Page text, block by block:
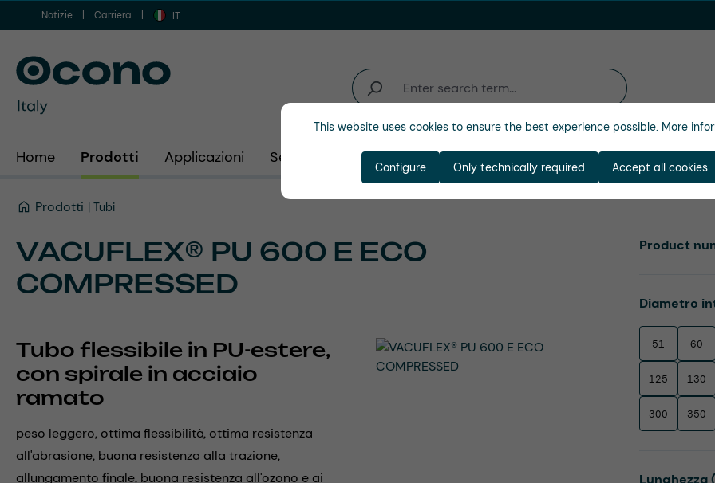
al contenuto principale
Vai alla ricerca
Vai alla navigazione principale
Notizie Carriera IT
Home Prodotti Applicazioni Settori Azienda
Prodotti Tubi
VACUFLEX® PU 600 E ECO
COMPRESSED
Tubo flessibile in PU-estere,
con spirale in acciaio
ramato
peso leggero, ottima flessibilità, ottima resistenza
all'abrasione, buona resistenza alla trazione,
allungamento finale, buona resistenza all'ozono e ai
Select
Diametro
51 60
125 130
300 350
Select
Lunghezza
Product
This website uses cookies to ensure the best experience possible. More
Only technically required
Configure Accept all cookies